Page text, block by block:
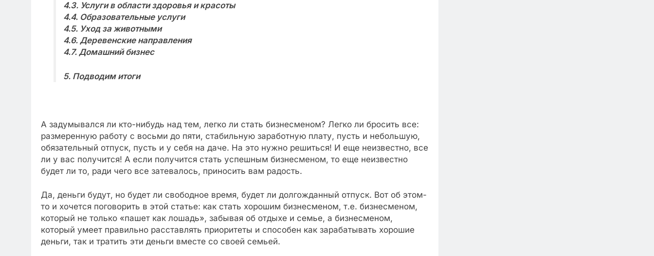
4.3. Услуги в области здоровья и красоты
4.4. Образовательные услуги
4.5. Уход за животными
4.6. Деревенские направления
4.7. Домашний бизнес
5. Подводим итоги
А задумывался ли кто-нибудь над тем, легко ли стать бизнесменом? Легко ли бросить все:
размеренную работу с восьми до пяти, стабильную заработную плату, пусть и небольшую,
обязательный отпуск, пусть и у себя на даче. На это нужно решиться! И еще неизвестно, все
ли у вас получится! А если получится стать успешным бизнесменом, то еще неизвестно
будет ли то, ради чего все затевалось, приносить вам радость.
Да, деньги будут, но будет ли свободное время, будет ли долгожданный отпуск. Вот об этом-
то и хочется поговорить в этой статье: как стать хорошим бизнесменом, т.е. бизнесменом,
который не только «пашет как лошадь», забывая об отдыхе и семье, а бизнесменом,
который умеет правильно расставлять приоритеты и способен как зарабатывать хорошие
деньги, так и тратить эти деньги вместе со своей семьей.